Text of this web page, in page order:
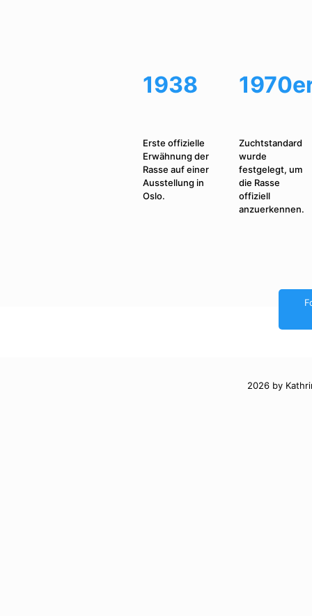
1938
Erste offizielle
Erwähnung der
Rasse auf einer
Ausstellung in
Oslo.
Zuchtstandard
wurde
festgelegt, um
die Rasse
offiziell
anzuerkennen.
2026 by